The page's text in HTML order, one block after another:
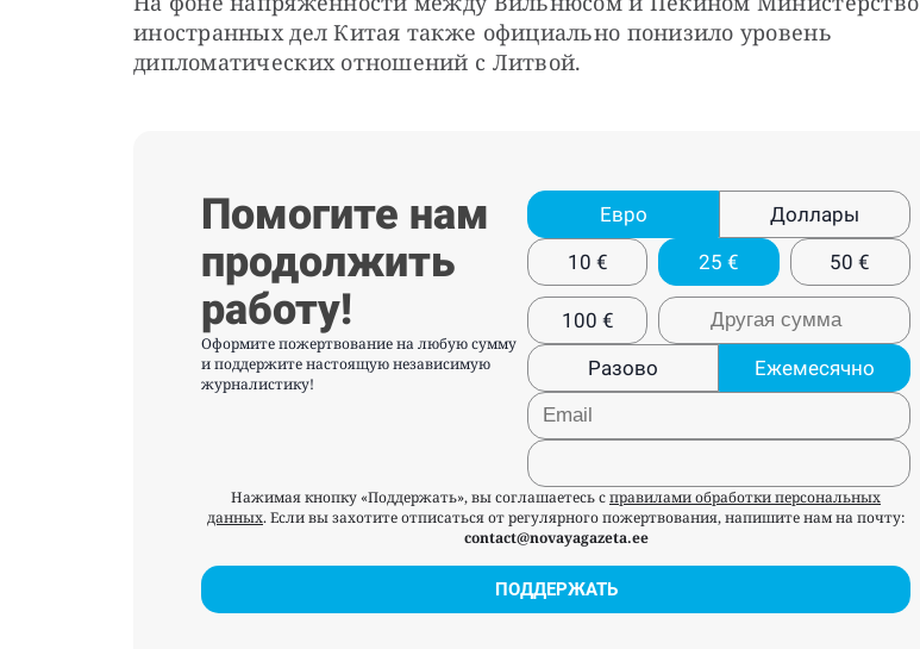
иностранных дел Китая также официально понизило уровень
дипломатических отношений с Литвой.
Помогите нам
продолжить
работу!
Оформите пожертвование на любую сумму
и поддержите настоящую независимую
журналистику!
Евро
Доллары
10 € 25 € 50 €
100 €
Разово
Ежемесячно
Нажимая кнопку «Поддержать», вы соглашаетесь справилами обработки персональных
данных. Если вы захотите отписаться от регулярного пожертвования, напишите нам на почту:
contact@novayagazeta.ee
ПОДДЕРЖАТЬ